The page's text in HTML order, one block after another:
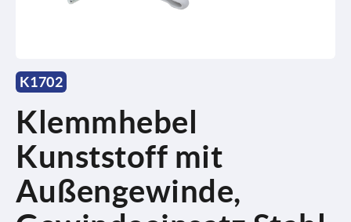
K1702
Klemmhebel
Kunststoff mit
Außengewinde,